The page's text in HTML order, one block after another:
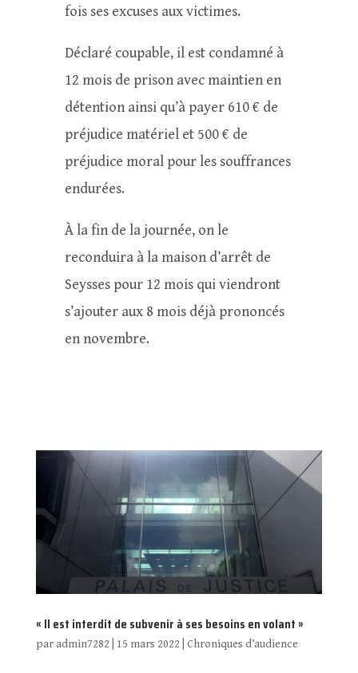
fois ses excuses aux victimes.
Déclaré coupable, il est condamné à
12 mois de prison avec maintien en
détention ainsi qu’à payer 610 € de
préjudice matériel et 500 € de
préjudice moral pour les souffrances
endurées.
À la fin de la journée, on le
reconduira à la maison d’arrêt de
Seysses pour 12 mois qui viendront
s’ajouter aux 8 mois déjà prononcés
en novembre.
« Il est interdit de subvenir à ses besoins en volant »
paradmin7282 15 mars 2022 Chroniques d’audience